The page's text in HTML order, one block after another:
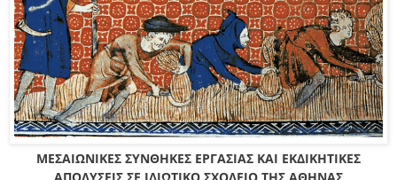
ΜΕΣΑΙΩΝΙΚΕΣ ΣΥΝΘΗΚΕΣ ΕΡΓΑΣΙΑΣ ΚΑΙ ΕΚΔΙΚΗΤΙΚΕΣ